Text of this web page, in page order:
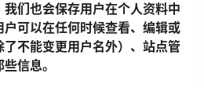
们也会保存用户在个人资料中
可以在任何时候查看、编辑或
不能变更用户名外）、站点管
信息。